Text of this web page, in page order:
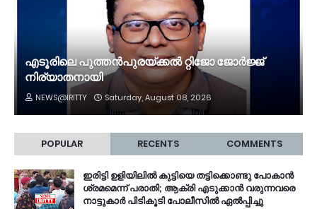
എടൂരിലെ പുത്തൻപുരയ്ക്കൽ റ്റിജോ ജോർജ്ജ്
നിര്യാതനായി
NEWS@IRITTY Saturday, August 08, 2026
POPULAR RECENTS COMMENTS
ഇരിട്ടി ഉളിയിലിൽ കുട്ടിയെ തട്ടിക്കൊണ്ടു പോകാൻ
ശ്രമമെന്ന് പരാതി; ആക്രി എടുക്കാൻ വരുന്നവരെ
നാട്ടുകാർ പിടികൂടി പോലീസിൽ ഏൽപ്പിച്ചു